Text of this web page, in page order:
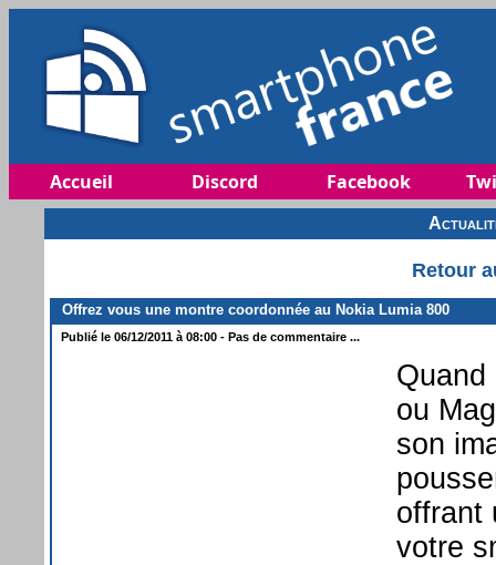
Accueil Discord Facebook
Retour
Offrez vous une montre coordonnée au Nokia Lumia 800
Publié le 06/12/2011 à 08:00 - Pas de commentaire ...
Quand
ou
son
offrant
votre